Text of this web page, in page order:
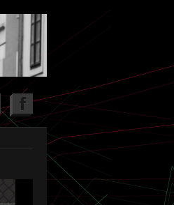
FACEBOOK
TWITTER